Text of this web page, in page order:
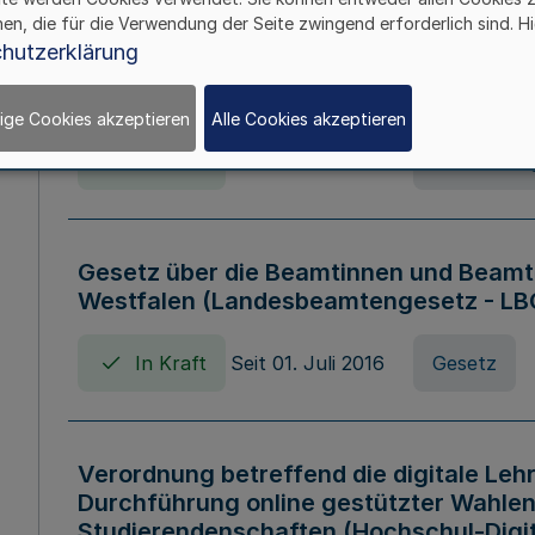
Verordnung über die
Nordrhein-Westfalen
Gesetz über die Beamtinnen und
Westfalen (Landesbeamtengesetz -
In Kraft Seit 01. Juli 2016 Gesetz
Verordnung betreffend die digitale
Durchführung online gestützter
die für die Verwendung der Seite zwingend erforderlich sind.
Cookies akzeptieren Alle Cookies akzeptieren